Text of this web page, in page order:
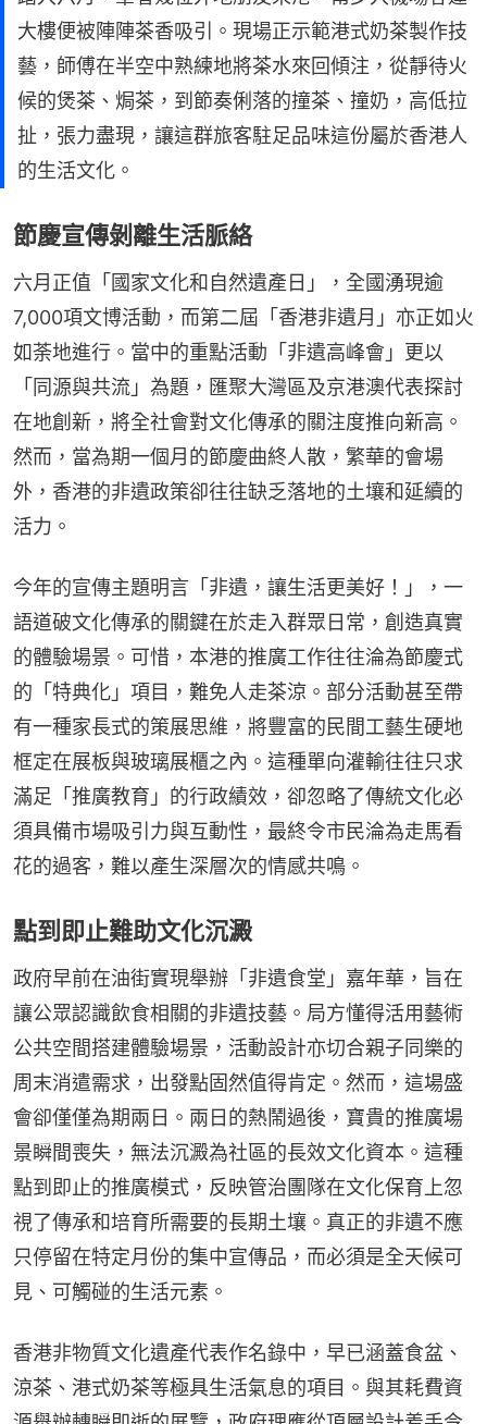
大樓便被陣陣茶香吸引。現場正示範港式奶茶製作技
藝，師傅在半空中熟練地將茶水來回傾注，從靜待火
候的煲茶、焗茶，到節奏俐落的撞茶、撞奶，高低拉
扯，張力盡現，讓這群旅客駐足品味這份屬於香港人
的生活文化。
節慶宣傳剝離生活脈絡
六月正值「國家文化和自然遺產日」，全國湧現逾
7,000項文博活動，而第二屆「香港非遺月」亦正如火
如荼地進行。當中的重點活動「非遺高峰會」更以
「同源與共流」為題，匯聚大灣區及京港澳代表探討
在地創新，將全社會對文化傳承的關注度推向新高。
然而，當為期一個月的節慶曲終人散，繁華的會場
外，香港的非遺政策卻往往缺乏落地的土壤和延續的
活力。
今年的宣傳主題明言「非遺，讓生活更美好！」，一
語道破文化傳承的關鍵在於走入群眾日常，創造真實
的體驗場景。可惜，本港的推廣工作往往淪為節慶式
的「特典化」項目，難免人走茶涼。部分活動甚至帶
有一種家長式的策展思維，將豐富的民間工藝生硬地
框定在展板與玻璃展櫃之內。這種單向灌輸往往只求
滿足「推廣教育」的行政績效，卻忽略了傳統文化必
須具備市場吸引力與互動性，最終令市民淪為走馬看
花的過客，難以產生深層次的情感共鳴。
點到即止難助文化沉澱
政府早前在油街實現舉辦「非遺食堂」嘉年華，旨在
讓公眾認識飲食相關的非遺技藝。局方懂得活用藝術
公共空間搭建體驗場景，活動設計亦切合親子同樂的
周末消遣需求，出發點固然值得肯定。然而，這場盛
會卻僅僅為期兩日。兩日的熱鬧過後，寶貴的推廣場
景瞬間喪失，無法沉澱為社區的長效文化資本。這種
點到即止的推廣模式，反映管治團隊在文化保育上忽
視了傳承和培育所需要的長期土壤。真正的非遺不應
只停留在特定月份的集中宣傳品，而必須是全天候可
見、可觸碰的生活元素。
香港非物質文化遺產代表作名錄中，早已涵蓋食盆、
涼茶、港式奶茶等極具生活氣息的項目。與其耗費資